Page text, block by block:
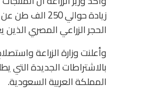
زيادة حوالي
الحجر الزراعي المصري
وأعلنت وزارة الزراعة
بالاشتراطات الجديدة التي
المملكة العربية السعودية.